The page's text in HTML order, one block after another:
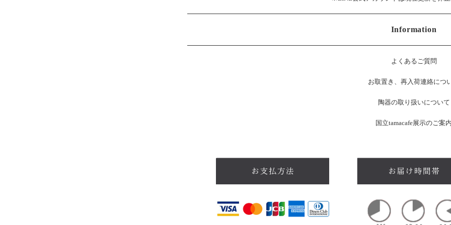
Information
よくあるご質問
お取置き、再入荷連絡につ
陶器の取り扱いについて
国立tamacafe展示のご案